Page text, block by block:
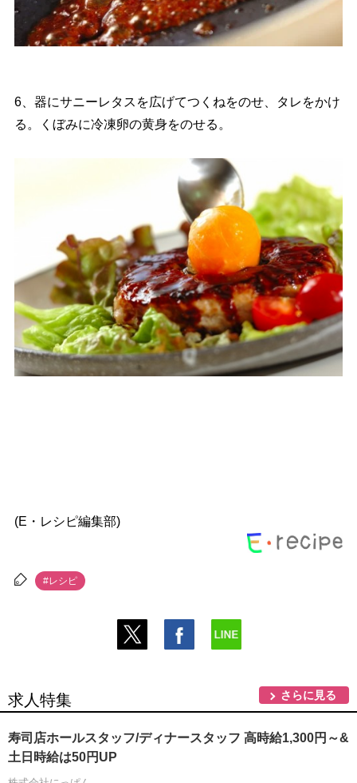
6、器にサニーレタスを広げてつくねをのせ、タレをかけ
る。くぼみに冷凍卵の黄身をのせる。
(E・レシピ編集部)
#レシピ
求人特集 さらに見る
寿司店ホールスタッフ/ディナースタッフ 高時給1,300円～&
土日時給は50円UP